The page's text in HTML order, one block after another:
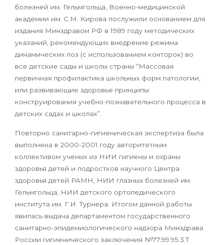
болезней им. Гельмгольца, Военно-медицинской
академии им. С.М. Кирова послужили основанием для
издания Минздравом РФ в 1989 году методических
указаний, рекомендующих внедрение режима
динамических поз (с использованием конторок) во
все детские сады и школы страны “Массовая
первичная профилактика школьных форм патологии,
или развивающие здоровье принципы
конструирования учебно-познавательного процесса в
детских садах и школах”.
Повторно санитарно-гигиеническая экспертиза была
выполнена в 2000-2001 году авторитетным
коллективом ученых из НИИ гигиены и охраны
здоровья детей и подростков научного Центра
здоровья детей РАМН, НИИ глазных болезней им.
Гельмгольца, НИИ детского ортопедического
института им. Г.И. Турнера. Итогом данной работы
явилась выдача департаментом государственного
санитарно-эпидемиологического надзора Минздрава
России гигиенического заключения №77.99.95.3.Т